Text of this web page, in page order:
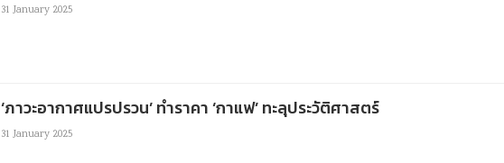
31 January 2025
‘ภาวะอากาศแปรปรวน’ ทำราคา ‘กาแฟ’ ทะลุประวัติศาสตร์
31 January 2025